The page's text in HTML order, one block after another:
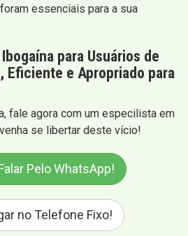
essenciais para a sua
para Usuários de
Eficiente e Apropriado para
fale agora com um especilista em
se libertar deste vício!
Pelo WhatsApp!
no Telefone Fixo!